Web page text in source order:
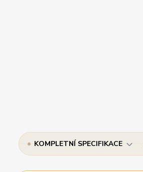
KOMPLETNÍ SPECIFIKACE